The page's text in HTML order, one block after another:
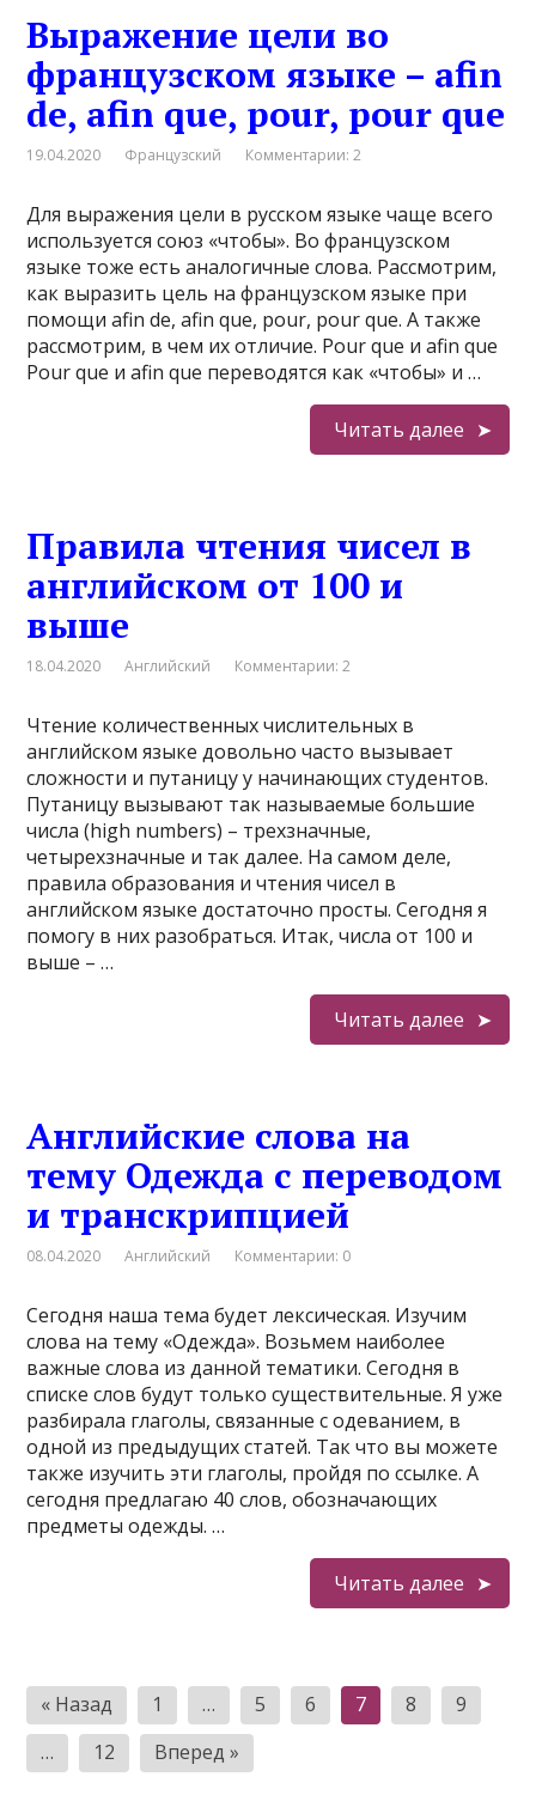
Выражение цели во
французском языке – afin
de, afin que, pour, pour que
19.04.2020 Французский Комментарии: 2
Для выражения цели в русском языке чаще всего
используется союз «чтобы». Во французском
языке тоже есть аналогичные слова. Рассмотрим,
как выразить цель на французском языке при
помощи afin de, afin que, pour, pour que. А также
рассмотрим, в чем их отличие. Pour que и afin que
Pour que и afin que переводятся как «чтобы» и …
Читать далее
Правила чтения чисел в
английском от 100 и
выше
18.04.2020 Английский Комментарии: 2
Чтение количественных числительных в
английском языке довольно часто вызывает
сложности и путаницу у начинающих студентов.
Путаницу вызывают так называемые большие
числа (high numbers) – трехзначные,
четырехзначные и так далее. На самом деле,
правила образования и чтения чисел в
английском языке достаточно просты. Сегодня я
помогу в них разобраться. Итак, числа от 100 и
выше – …
Читать далее
Английские слова на
тему Одежда с переводом
и транскрипцией
08.04.2020 Английский Комментарии: 0
Сегодня наша тема будет лексическая. Изучим
слова на тему «Одежда». Возьмем наиболее
важные слова из данной тематики. Сегодня в
списке слов будут только существительные. Я уже
разбирала глаголы, связанные с одеванием, в
одной из предыдущих статей. Так что вы можете
также изучить эти глаголы, пройдя по ссылке. А
сегодня предлагаю 40 слов, обозначающих
предметы одежды. …
Читать далее
Пагинация
записей
« Назад 1 … 5 6 7 8
9
…
12 Вперед »